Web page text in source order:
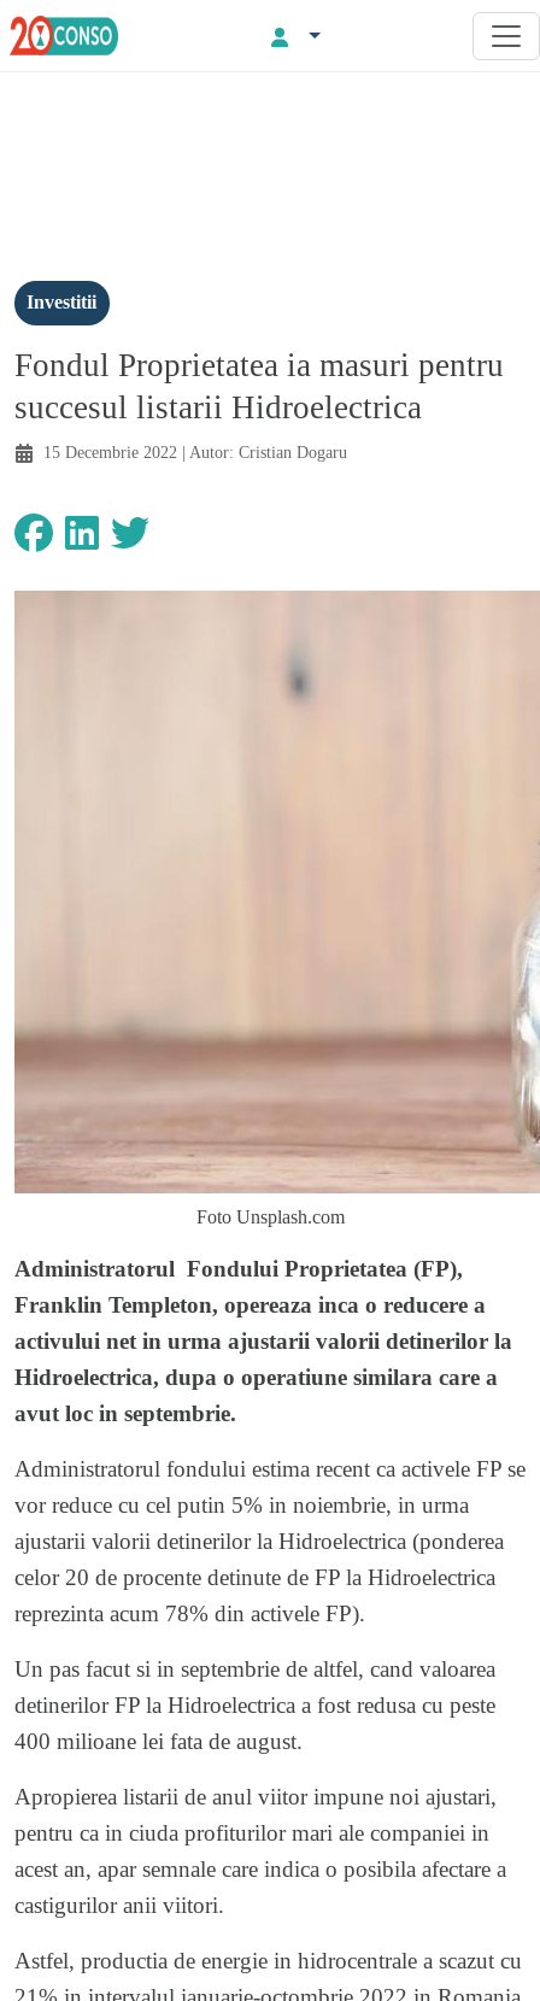
Investitii
Fondul Proprietatea ia masuri pentru
succesul listarii Hidroelectrica
15 Decembrie 2022 | Autor: Cristian Dogaru
Foto Unsplash.com
Administratorul Fondului Proprietatea (FP),
Franklin Templeton, opereaza inca o reducere a
activului net in urma ajustarii valorii detinerilor la
Hidroelectrica, dupa o operatiune similara care a
avut loc in septembrie.
Administratorul fondului estima recent ca activele FP se
vor reduce cu cel putin 5% in noiembrie, in urma
ajustarii valorii detinerilor la Hidroelectrica (ponderea
celor 20 de procente detinute de FP la Hidroelectrica
reprezinta acum 78% din activele FP).
Un pas facut si in septembrie de altfel, cand valoarea
detinerilor FP la Hidroelectrica a fost redusa cu peste
400 milioane lei fata de august.
Apropierea listarii de anul viitor impune noi ajustari,
pentru ca in ciuda profiturilor mari ale companiei in
acest an, apar semnale care indica o posibila afectare a
castigurilor anii viitori.
Astfel, productia de energie in hidrocentrale a scazut cu